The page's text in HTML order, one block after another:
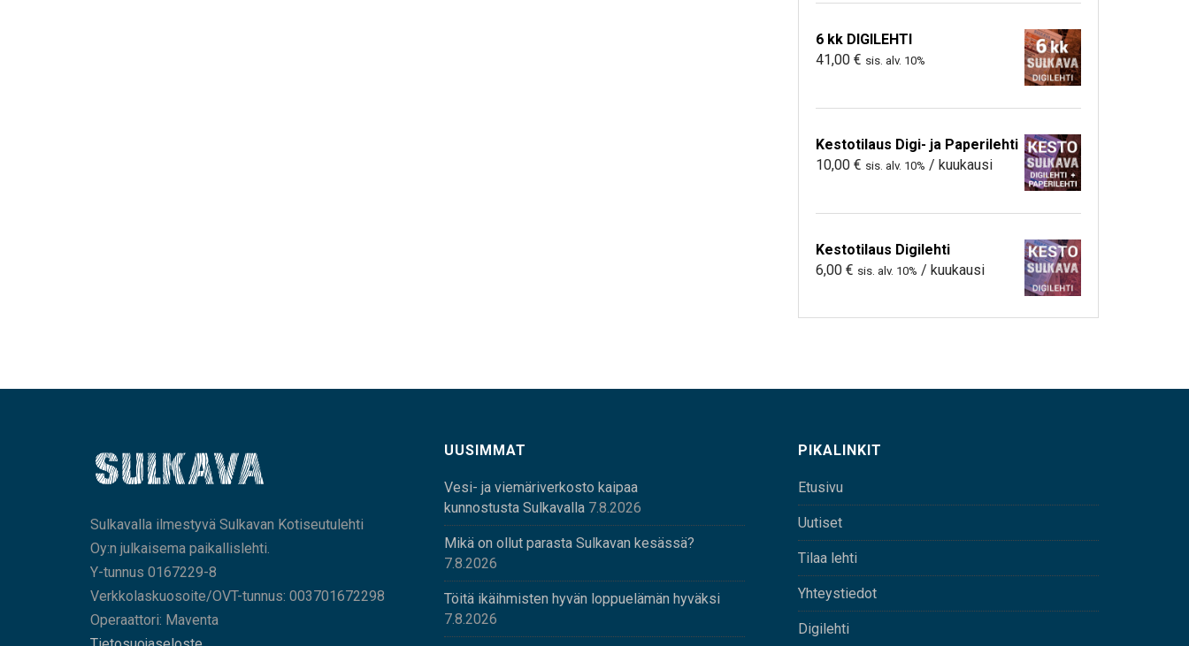
6 kk DIGILEHTI
41,00 € sis. alv. 10%
Kestotilaus Digi- ja Paperilehti
10,00 € sis. alv. 10% / kuukausi
Kestotilaus Digilehti
6,00 € sis. alv. 10% / kuukausi
Sulkavalla ilmestyvä Sulkavan Kotiseutulehti
Oy:n julkaisema paikallislehti.
Y-tunnus 0167229-8
Verkkolaskuosoite/OVT-tunnus: 003701672298
Operaattori: Maventa
UUSIMMAT
Vesi- ja viemäriverkosto kaipaa
kunnostusta Sulkavalla 7.8.2026
Mikä on ollut parasta Sulkavan kesässä?
7.8.2026
Töitä ikäihmisten hyvän loppuelämän hyväksi
7.8.2026
PIKALINKIT
Etusivu
Uutiset
Tilaa lehti
Yhteystiedot
Digilehti